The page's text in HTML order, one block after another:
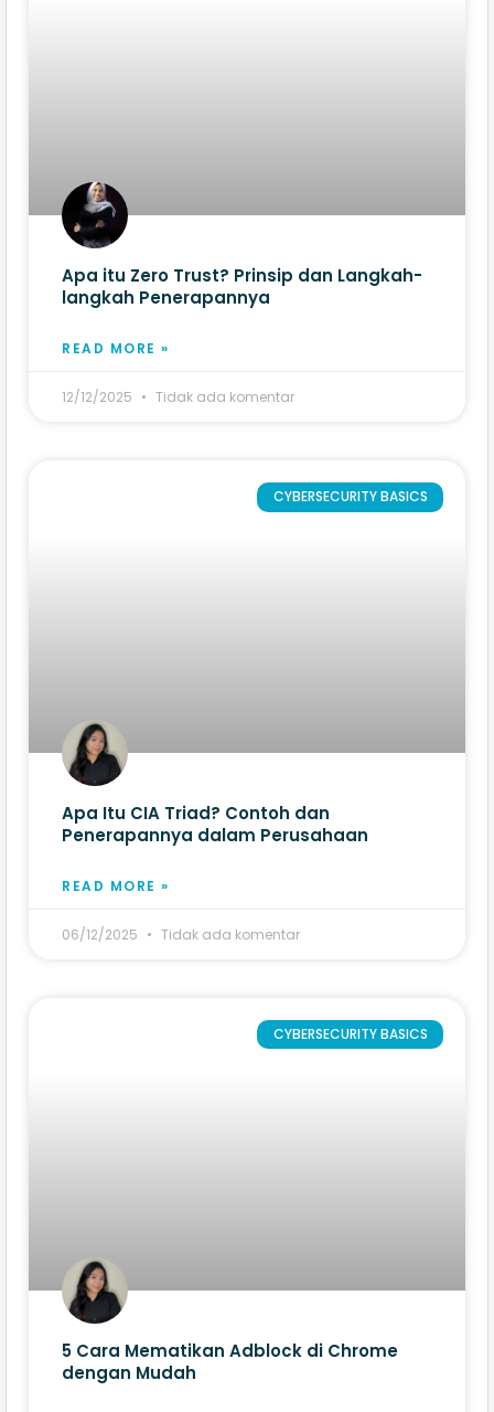
Apa itu Zero Trust? Prinsip dan Langkah-
langkah Penerapannya
READ MORE »
12/12/2025 Tidak ada komentar
CYBERSECURITY BASICS
Apa Itu CIA Triad? Contoh dan
Penerapannya dalam Perusahaan
READ MORE »
06/12/2025 Tidak ada komentar
CYBERSECURITY BASICS
5 Cara Mematikan Adblock di Chrome​
dengan Mudah